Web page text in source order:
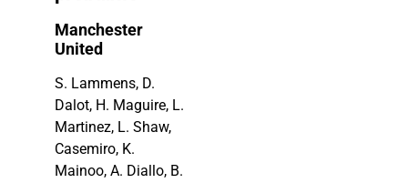
Manchester
United
S. Lammens, D.
Dalot, H. Maguire, L.
Martinez, L. Shaw,
Casemiro, K.
Mainoo, A. Diallo, B.